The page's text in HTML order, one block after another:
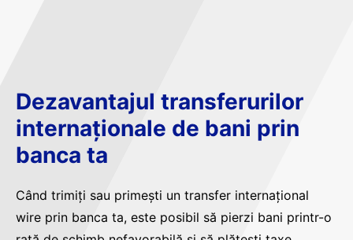
Dezavantajul transferurilor
internaționale de bani prin
banca ta
Când trimiți sau primești un transfer internațional
wire prin banca ta, este posibil să pierzi bani printr-o